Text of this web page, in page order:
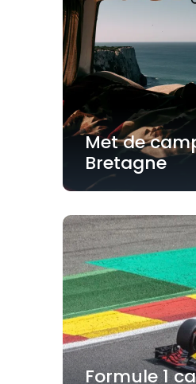
Met de
Bretagne
Formule 1